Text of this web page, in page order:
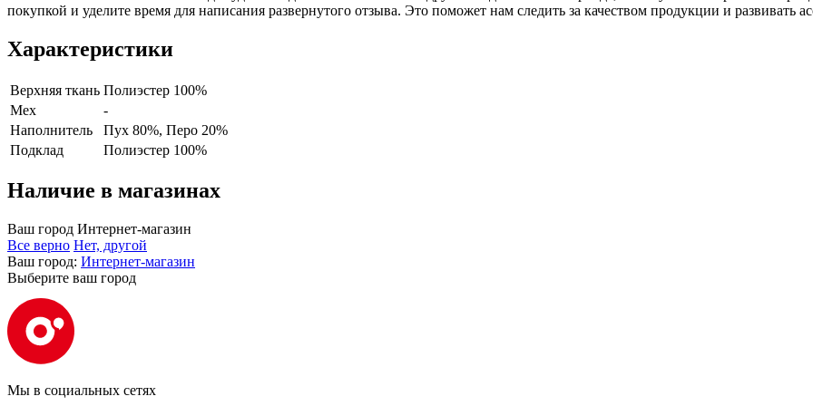
покупкой и уделите время для написания развернутого отзыва. Это поможет нам следить за качеством продукции и развивать
Характеристики
Верхняя ткань Полиэстер 100%
Мех
-
Наполнитель
Пух 80%, Перо 20%
Подклад
Полиэстер 100%
Наличие в магазинах
Ваш город Интернет-магазин
Все верно Нет, другой
Ваш город: Интернет-магазин
Выберите ваш город
Мы в социальных сетях